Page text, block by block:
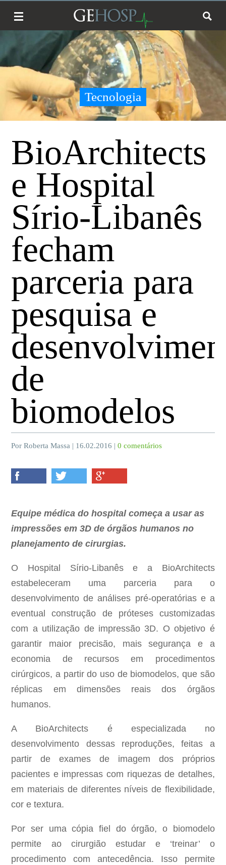
Tecnologia
BioArchitects
e Hospital
Sírio-Libanês
fecham
parceria para
pesquisa e
de
biomodelos
Por Roberta Massa | 16.02.2016 |0 comentários
Equipe médica do hospital começa a usar as
impressões em 3D de órgãos humanos no
planejamento de cirurgias.
O Hospital Sírio-Libanês e a BioArchitects
estabeleceram uma parceria para o
desenvolvimento de análises pré-operatórias e a
eventual construção de próteses customizadas
com a utilização de impressão 3D. O objetivo é
garantir maior precisão, mais segurança e a
economia de recursos em procedimentos
cirúrgicos, a partir do uso de biomodelos, que são
réplicas em dimensões reais dos órgãos
humanos.
A BioArchitects é especializada no
desenvolvimento dessas reproduções, feitas a
partir de exames de imagem dos próprios
pacientes e impressas com riquezas de detalhes,
em materiais de diferentes níveis de flexibilidade,
cor e textura.
Por ser uma cópia fiel do órgão, o biomodelo
permite ao cirurgião estudar e ‘treinar’ o
procedimento com antecedência. Isso permite